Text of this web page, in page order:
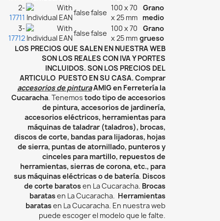
2-
17711
falsefalse
100 x 70
x 25 mm
Grano
medio
3-
17712
falsefalse
100 x 70
x 25 mm
Grano
grueso
LOS PRECIOS QUE SALEN EN NUESTRA WEB
SON LOS REALES CON IVA Y PORTES
INCLUIDOS. SON LOS PRECIOS DEL
ARTICULO PUESTO EN SU CASA. Comprar
accesorios de pinturaAMIG en Ferretería la
Cucaracha. Tenemos todo tipo de accesorios
de pintura, accesorios de jardinería,
accesorios eléctricos, herramientas para
máquinas de taladrar (taladros), brocas,
discos de corte, bandas para lijadoras, hojas
de sierra, puntas de atornillado, punteros y
cinceles para martillo, repuestos de
herramientas, sierras de corona, etc., para
sus máquinas eléctricas o de batería. Discos
de corte baratosen La Cucaracha. Brocas
baratasen La Cucaracha. Herramientas
baratasen La Cucaracha. En nuestra web
puede escoger el modelo que le falte.